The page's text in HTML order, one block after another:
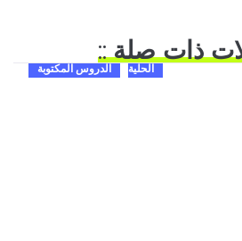
ذات صلة::
الحلية الدروس المكتوبة